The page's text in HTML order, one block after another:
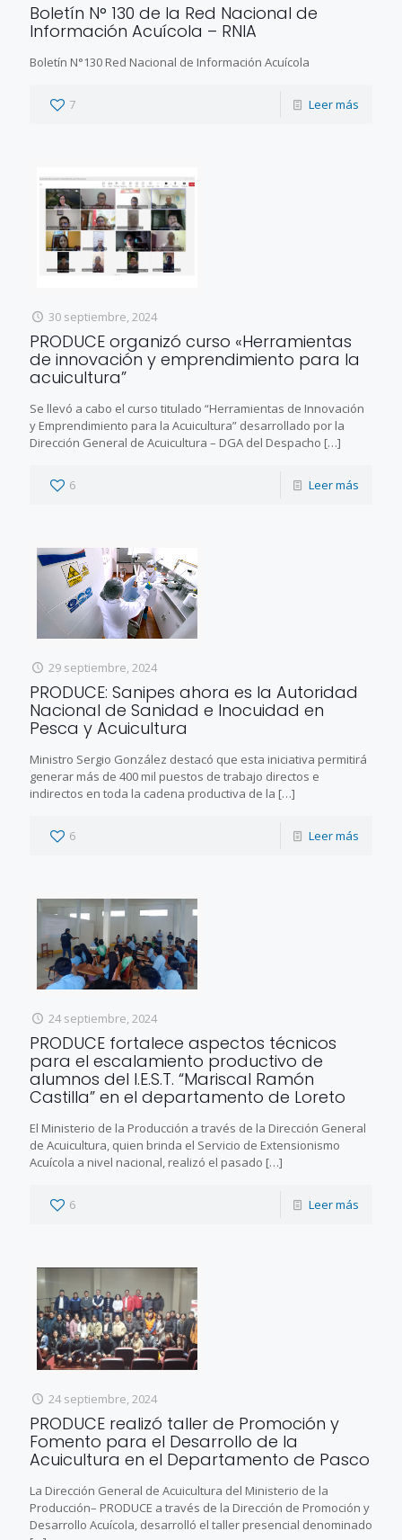
Boletín N° 130 de la Red Nacional de
Información Acuícola – RNIA
Boletín N°130 Red Nacional de Información Acuícola
7 Leer más
30 septiembre, 2024
PRODUCE organizó curso «Herramientas
de innovación y emprendimiento para la
acuicultura”
Se llevó a cabo el curso titulado “Herramientas de Innovación
y Emprendimiento para la Acuicultura” desarrollado por la
Dirección General de Acuicultura – DGA del Despacho […]
6 Leer más
29 septiembre, 2024
PRODUCE: Sanipes ahora es la Autoridad
Nacional de Sanidad e Inocuidad en
Pesca y Acuicultura
Ministro Sergio González destacó que esta iniciativa permitirá
generar más de 400 mil puestos de trabajo directos e
indirectos en toda la cadena productiva de la […]
6 Leer más
24 septiembre, 2024
PRODUCE fortalece aspectos técnicos
para el escalamiento productivo de
alumnos del I.E.S.T. “Mariscal Ramón
Castilla” en el departamento de Loreto
El Ministerio de la Producción a través de la Dirección General
de Acuicultura, quien brinda el Servicio de Extensionismo
Acuícola a nivel nacional, realizó el pasado […]
6 Leer más
24 septiembre, 2024
PRODUCE realizó taller de Promoción y
Fomento para el Desarrollo de la
Acuicultura en el Departamento de Pasco
La Dirección General de Acuicultura del Ministerio de la
Producción– PRODUCE a través de la Dirección de Promoción y
Desarrollo Acuícola, desarrolló el taller presencial denominado